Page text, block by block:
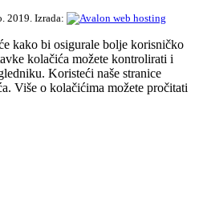
2019. Izrada:
kako bi osigurale bolje korisničko
kolačića možete kontrolirati i
Koristeći naše stranice
Više o kolačićima možete pročitati